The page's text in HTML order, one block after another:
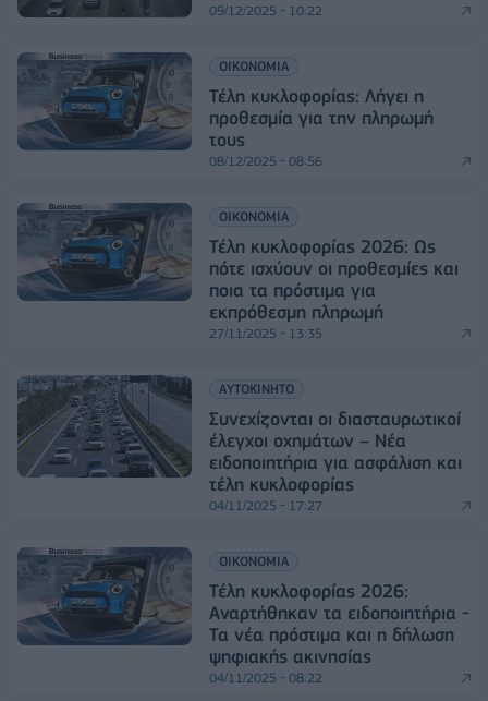
09/12/2025 - 10:22
ΟΙΚΟΝΟΜΙΑ
Τέλη κυκλοφορίας: Λήγει η
προθεσμία για την πληρωμή
τους
08/12/2025 - 08:56
ΟΙΚΟΝΟΜΙΑ
Τέλη κυκλοφορίας 2026: Ως
πότε ισχύουν οι προθεσμίες και
ποια τα πρόστιμα για
εκπρόθεσμη πληρωμή
27/11/2025 - 13:35
ΑΥΤΟΚΙΝΗΤΟ
Συνεχίζονται οι διασταυρωτικοί
έλεγχοι οχημάτων – Νέα
ειδοποιητήρια για ασφάλιση και
τέλη κυκλοφορίας
04/11/2025 - 17:27
ΟΙΚΟΝΟΜΙΑ
Τέλη κυκλοφορίας 2026:
Αναρτήθηκαν τα ειδοποιητήρια -
Τα νέα πρόστιμα και η δήλωση
ψηφιακής ακινησίας
04/11/2025 - 08:22